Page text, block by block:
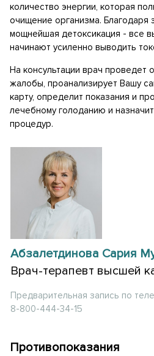
количество энергии, которая
очищение организма. Благодаря
мощнейшая детоксикация - все
начинают усиленно выводить
На консультации врач проведет
жалобы, проанализирует Вашу
карту, определит показания и
лечебному голоданию и
процедур.
Абзалетдинова Сария
Врач-терапевт высшей
Предварительная запись по
8-800-444-34-15
Противопоказания